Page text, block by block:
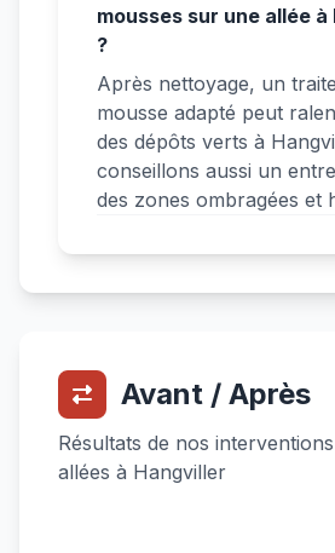
mousses sur une allée à
?
Après nettoyage, un
mousse adapté peut
des dépôts verts à
conseillons aussi un
des zones ombragées et
Avant / Après
Résultats de nos
allées à Hangviller